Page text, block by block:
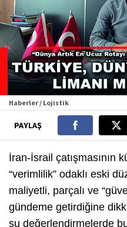
Haberler / Lojistik
PAYLAŞ
İran-İsrail çatışmasının
“verimlilik” odaklı eski
maliyetli, parçalı ve
gündeme getirdiğine
şu değerlendirmelerde